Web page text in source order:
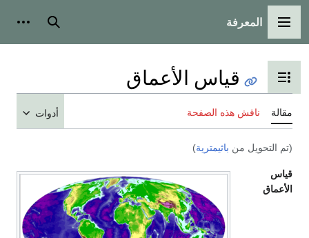
الرئيسية
المعرفة أدوات
عرض جدول المحتويات
قياس الأعماق
ناقش هذه الصفحة
منباثيمترية )